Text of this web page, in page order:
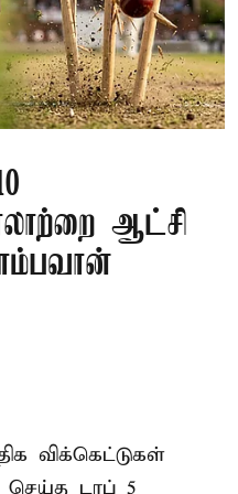
ஆட்சி
விக்கெட்டுகள்
டாப் 5